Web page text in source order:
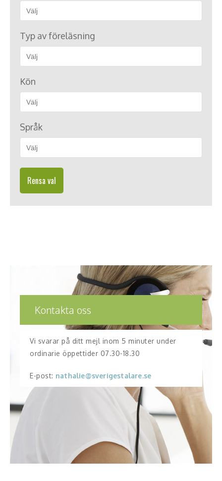
Typ av föreläsning
Kön
Språk
Rensa val
Kontakta oss
Vi svarar på ditt mejl inom 5 minuter under
ordinarie öppettider 07.30-18.30
E-post: nathalie@sverigestalare.se